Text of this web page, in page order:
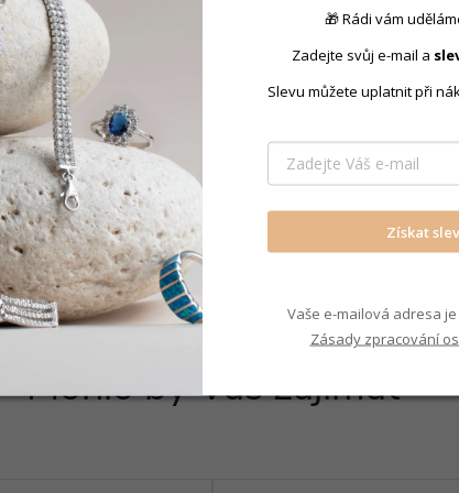
Produkt
Náušnice
Mohlo by Vás zajímat
🎁 Rádi vám
Zadejte svůj e-mail a
Slevu můžete uplatnit při
Získat
Vaše e-mailová adresa
Zásady zpracování